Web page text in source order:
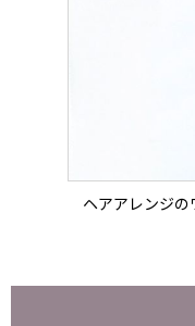
ヘアアレンジ